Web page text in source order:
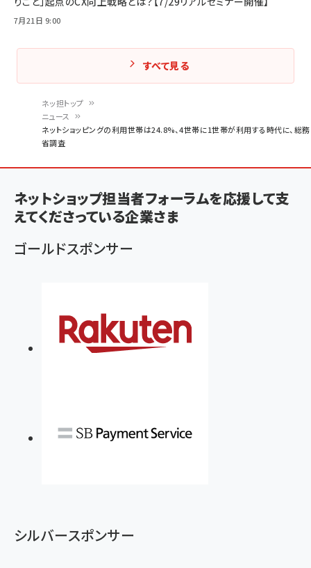
く
ず
ネッ担トップ
ニュース
ネットショッピングの利用世帯は24.8%、4世帯に1世帯が利用する時代に、総務
省調査
7月21日 9:00
すべて見る
ネットショップ担当者フォーラムを応援して支
えてくださっている企業さま
ゴールドスポンサー
シルバースポンサー